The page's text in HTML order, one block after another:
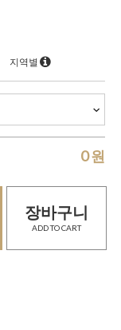
지역별
0원
장바구니
ADD TO CART